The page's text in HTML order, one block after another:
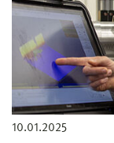
10.01.2025